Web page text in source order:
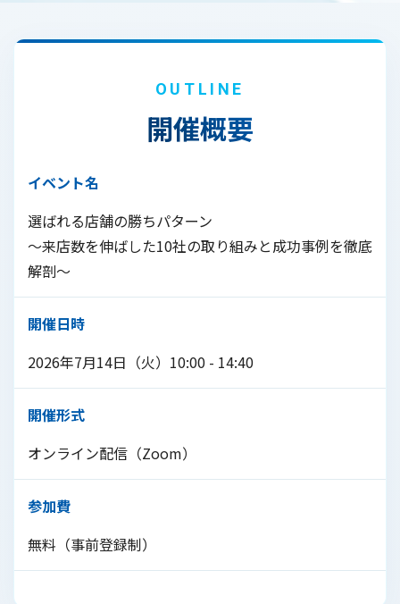
OUTLINE
開催概要
イベント名
選ばれる店舗の勝ちパターン
～来店数を伸ばした10社の取り組みと成功事例を徹底
解剖～
開催日時
2026年7月14日（火）10:00 - 14:40
開催形式
オンライン配信（Zoom）
参加費
無料（事前登録制）